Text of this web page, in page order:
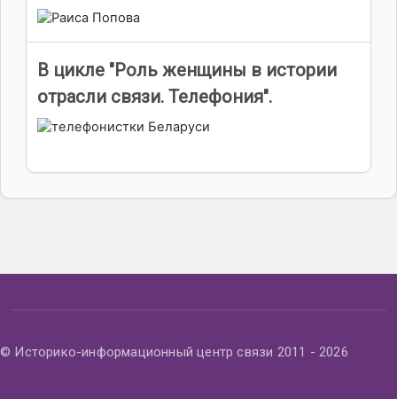
В цикле "Роль женщины в истории
отрасли связи. Телефония".
© Историко-информационный центр связи 2011 - 2026